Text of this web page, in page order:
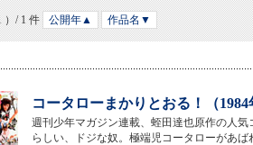
）/ 1 件 公開年▲ 作品名▼
コータローまかりとおる！（1984
週刊少年マガジン連載、蛭田達也原作の人
らしい、ドジな奴。極端児コータローがあ